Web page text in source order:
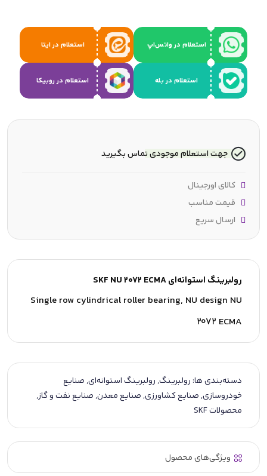
استعلام در واتس‌اپ استعلام در ایتا
استعلام در بله استعلام در روبیکا
رولبرینگ استوانه‌ای SKF NU 2072 ECMA
Single row cylindrical roller bearing, NU design NU
2072 ECMA
دسته‌بندی ها: رولبرینگ,رولبرینگ استوانه‌ای,صنایع
خودروسازی,صنایع کشاورزی,صنایع معدن,صنایع نفت و گاز,
محصولات SKF
ویژگی‌های محصول
جهت استعلام موجودی تماس بگیرید
کالای اورجینال
قیمت مناسب
ارسال سریع